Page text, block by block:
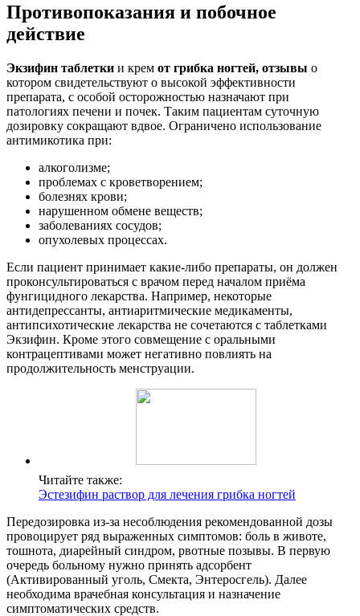
Противопоказания и побочное
действие
Экзифин таблетки и крем от грибка ногтей, отзывы о
котором свидетельствуют о высокой эффективности
препарата, с особой осторожностью назначают при
патологиях печени и почек. Таким пациентам суточную
дозировку сокращают вдвое. Ограничено использование
антимикотика при:
алкоголизме;
проблемах с кроветворением;
болезнях крови;
нарушенном обмене веществ;
заболеваниях сосудов;
опухолевых процессах.
Если пациент принимает какие-либо препараты, он должен
проконсультироваться с врачом перед началом приёма
фунгицидного лекарства. Например, некоторые
антидепрессанты, антиаритмические медикаменты,
антипсихотические лекарства не сочетаются с таблетками
Экзифин. Кроме этого совмещение с оральными
контрацептивами может негативно повлиять на
продолжительность менструации.
Читайте также:
Эстезифин раствор для лечения грибка ногтей
Передозировка из-за несоблюдения рекомендованной дозы
провоцирует ряд выраженных симптомов: боль в животе,
тошнота, диарейный синдром, рвотные позывы. В первую
очередь больному нужно принять адсорбент
(Активированный уголь, Смекта, Энтеросгель). Далее
необходима врачебная консультация и назначение
симптоматических средств.